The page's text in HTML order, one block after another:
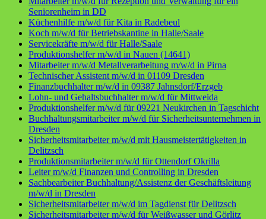
Seniorenheim in DD
Küchenhilfe m/w/d für Kita in Radebeul
Koch m/w/d für Betriebskantine in Halle/Saale
Servicekräfte m/w/d für Halle/Saale
Produktionshelfer m/w/d in Nauen (14641)
Mitarbeiter m/w/d Metallverarbeitung m/w/d in Pirna
Technischer Assistent m/w/d in 01109 Dresden
Finanzbuchhalter m/w/d in 09387 Jahnsdorf/Erzgeb
Lohn- und Gehaltsbuchhalter m/w/d für Mittweida
Produktionshelfer m/w/d für 09221 Neukirchen in Tagschicht
Buchhaltungsmitarbeiter m/w/d für Sicherheitsunternehmen in
Dresden
Sicherheitsmitarbeiter m/w/d mit Hausmeistertätigkeiten in
Delitzsch
Produktionsmitarbeiter m/w/d für Ottendorf Okrilla
Leiter m/w/d Finanzen und Controlling in Dresden
Sachbearbeiter Buchhaltung/Assistenz der Geschäftsleitung
m/w/d in Dresden
Sicherheitsmitarbeiter m/w/d im Tagdienst für Delitzsch
Sicherheitsmitarbeiter m/w/d für Weißwasser und Görlitz